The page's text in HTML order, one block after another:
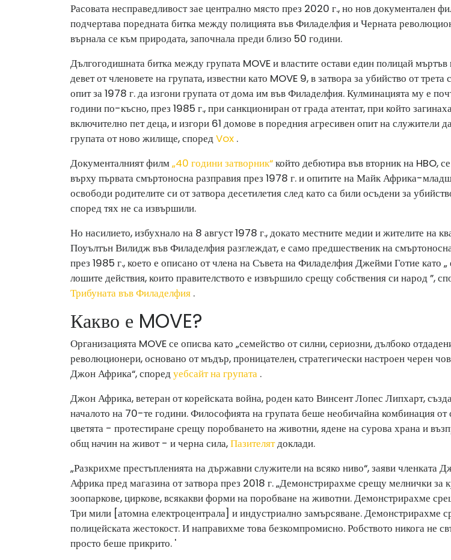
Расовата несправедливост зае централно място през 2020 г., но нов документален
подчертава поредната битка между полицията във Филаделфия и Черната
върнала се към природата, започнала преди близо 50 години.
Дългогодишната битка между групата MOVE и властите остави един полицай мъртъв
девет от членовете на групата, известни като MOVE 9, в затвора за убийство от трета
опит за 1978 г. да изгони групата от дома им във Филаделфия. Кулминацията му е
години по-късно, през 1985 г., при санкциониран от града атентат, при който
включително пет деца, и изгори 61 домове в поредния агресивен опит на служители
групата от ново жилище, споредVox .
Документалният филм„40 години затворник“който дебютира във вторник на HBO,
върху първата смъртоносна разправия през 1978 г. и опитите на Майк Африка-
освободи родителите си от затвора десетилетия след като са били осъдени за
според тях не са извършили.
Но насилието, избухнало на 8 август 1978 г., докато местните медии и жителите на
Поуълтън Вилидж във Филаделфия разглеждат, е само предшественик на
през 1985 г., което е описано от члена на Съвета на Филаделфия Джейми Готие като
лошите действия, които правителството е извършило срещу собствения си народ ”,
Трибуната във Филаделфия .
Какво е MOVE?
Организацията MOVE се описва като „семейство от силни, сериозни, дълбоко
революционери, основано от мъдър, проницателен, стратегически настроен черен
Джон Африка“, споредуебсайт на групата .
Джон Африка, ветеран от корейската война, роден като Винсент Лопес Липхарт,
началото на 70-те години. Философията на групата беше необичайна комбинация от
цветята - протестиране срещу поробването на животни, ядене на сурова храна и
общ начин на живот - и черна сила,Пазителятдоклади.
„Разкрихме престъпленията на държавни служители на всяко ниво“, заяви членката
Африка пред магазина от затвора през 2018 г. „Демонстрирахме срещу мелнички за
зоопаркове, циркове, всякакви форми на поробване на животни. Демонстрирахме
Три мили [атомна електроцентрала] и индустриално замърсяване. Демонстрирахме
полицейската жестокост. И направихме това безкомпромисно. Робството никога не
просто беше прикрито. '